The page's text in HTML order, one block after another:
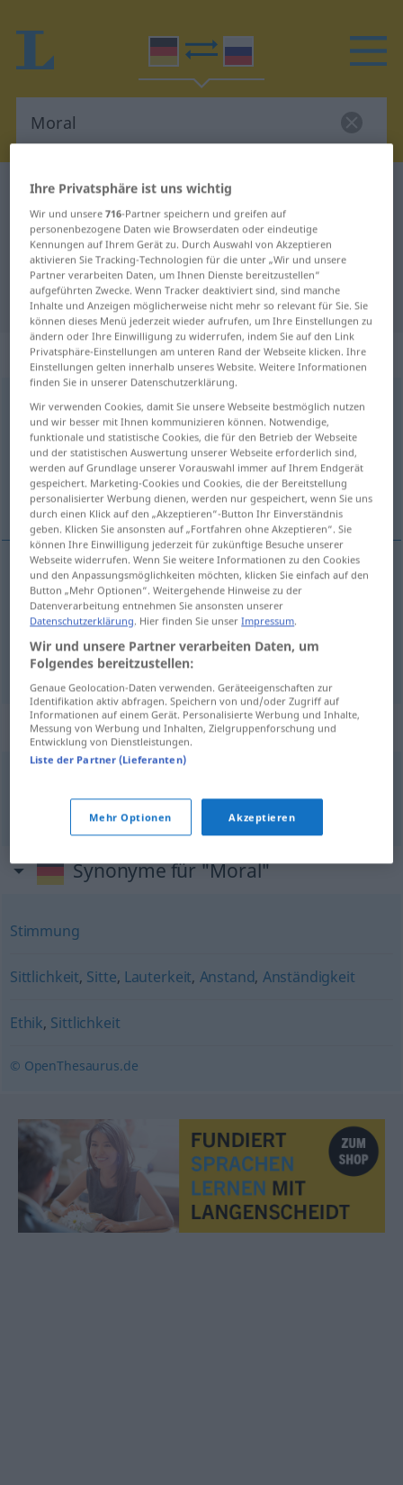
Deutsch-Russisch Wörterbuch
Deutsch-Russisch Übersetzung für
"Moral"
"Moral" Russisch Übersetzung
„Moral“: feminin
Moralf
Übersicht aller Übersetzungen
(Für mehr Details die Übersetzung anklicken/antippen)
мораль, нравственность
мораль Moral
Beispielsätze für "Moral"
мораль
Synonyme für "Moral"
Stimmung
Sittlichkeit, Sitte, Lauterkeit, Anstand, Anständigkeit
Ethik, Sittlichkeit
© OpenThesaurus.de
Ihre Privatsphäre ist uns wichtig
Wir und unsere716-Partner speichern und greifen auf
personenbezogene Daten wie Browserdaten oder eindeutige
Kennungen auf Ihrem Gerät zu. Durch Auswahl von Akzeptieren
aktivieren Sie Tracking-Technologien für die unter „Wir und unsere
Partner verarbeiten Daten, um Ihnen Dienste bereitzustellen“
aufgeführten Zwecke. Wenn Tracker deaktiviert sind, sind manche
Inhalte und Anzeigen möglicherweise nicht mehr so relevant für Sie. Sie
können dieses Menü jederzeit wieder aufrufen, um Ihre Einstellungen zu
ändern oder Ihre Einwilligung zu widerrufen, indem Sie auf den Link
Privatsphäre-Einstellungen am unteren Rand der Webseite klicken. Ihre
Einstellungen gelten innerhalb unseres Website. Weitere Informationen
finden Sie in unserer Datenschutzerklärung.
Wir verwenden Cookies, damit Sie unsere Webseite bestmöglich nutzen
und wir besser mit Ihnen kommunizieren können. Notwendige,
funktionale und statistische Cookies, die für den Betrieb der Webseite
und der statistischen Auswertung unserer Webseite erforderlich sind,
werden auf Grundlage unserer Vorauswahl immer auf Ihrem Endgerät
gespeichert. Marketing-Cookies und Cookies, die der Bereitstellung
personalisierter Werbung dienen, werden nur gespeichert, wenn Sie uns
durch einen Klick auf den „Akzeptieren“-Button Ihr Einverständnis
geben. Klicken Sie ansonsten auf „Fortfahren ohne Akzeptieren“. Sie
können Ihre Einwilligung jederzeit für zukünftige Besuche unserer
Webseite widerrufen. Wenn Sie weitere Informationen zu den Cookies
und den Anpassungsmöglichkeiten möchten, klicken Sie einfach auf den
Button „Mehr Optionen“. Weitergehende Hinweise zu der
Datenverarbeitung entnehmen Sie ansonsten unserer
Datenschutzerklärung. Hier finden Sie unserImpressum.
Wir und unsere Partner verarbeiten Daten, um
Folgendes bereitzustellen:
Genaue Geolocation-Daten verwenden. Geräteeigenschaften zur
Identifikation aktiv abfragen. Speichern von und/oder Zugriff auf
Informationen auf einem Gerät. Personalisierte Werbung und Inhalte,
Messung von Werbung und Inhalten, Zielgruppenforschung und
Entwicklung von Dienstleistungen.
Liste der Partner (Lieferanten)
Mehr Optionen Akzeptieren